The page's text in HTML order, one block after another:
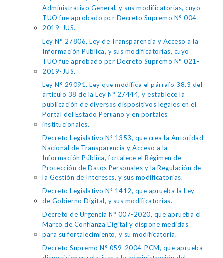
Administrativo General, y sus modificatorias, cuyo
TUO fue aprobado por Decreto Supremo N° 004-
2019-JUS.
Ley N° 27806, Ley de Transparencia y Acceso a la
Información Pública, y sus modificatorias, cuyo
TUO fue aprobado por Decreto Supremo N° 021-
2019-JUS.
Ley N° 29091, Ley que modifica el párrafo 38.3 del
artículo 38 de la Ley N° 27444, y establece la
publicación de diversos dispositivos legales en el
Portal del Estado Peruano y en portales
institucionales.
Decreto Legislativo N° 1353, que crea la Autoridad
Nacional de Transparencia y Acceso a la
Información Pública, fortalece el Régimen de
Protección de Datos Personales y la Regulación de
la Gestión de Intereses, y sus modificatorias.
Decreto Legislativo N° 1412, que aprueba la Ley
de Gobierno Digital, y sus modificatorias.
Decreto de Urgencia N° 007-2020, que aprueba el
Marco de Confianza Digital y dispone medidas
para su fortalecimiento, y su modificatoria.
Decreto Supremo N° 059-2004-PCM, que aprueba